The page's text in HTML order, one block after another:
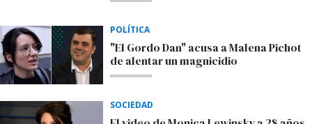
POLÍTICA
"El Gordo Dan" acusa a Malena Pichot
de alentar un magnicidio
SOCIEDAD